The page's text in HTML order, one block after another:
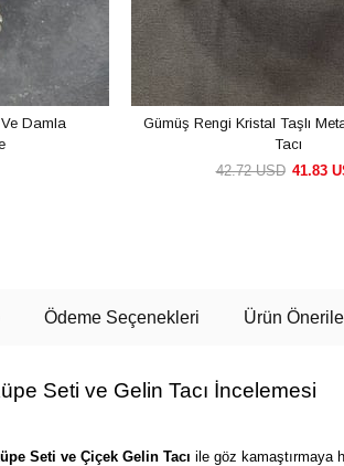
Damla
Gümüş Rengi Kristal Taşlı
Tacı
41.83
42.72 USD
Ödeme Seçenekleri Ürün
Seti ve Gelin Tacı İncelemesi
Seti ve Çiçek Gelin Tacı ile göz kamaştırmaya